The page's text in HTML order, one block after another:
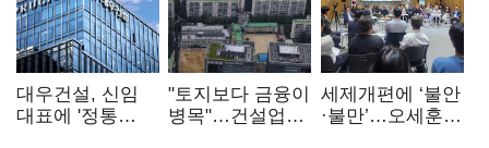
대우건설, 신임
대표에 '정통
"토지보다 금융이
병목"…건설업계,
세제개편에 ‘불안
·불만’…오세훈